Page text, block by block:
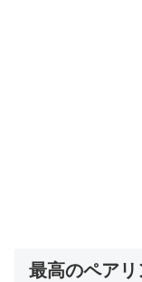
最高のペア